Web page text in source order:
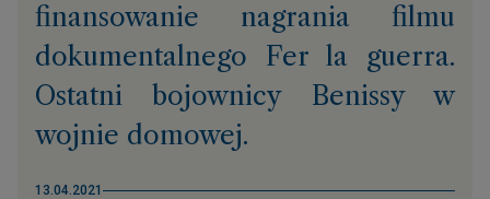
finansowanie nagrania filmu
dokumentalnego Fer la guerra.
Ostatni bojownicy Benissy w
wojnie domowej.
13.04.2021